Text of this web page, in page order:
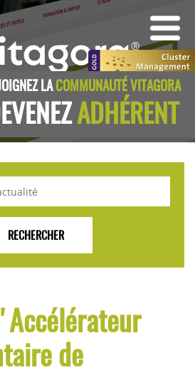
de
LACOMMUNAUTÉ VITAGORA
ADHÉRENT